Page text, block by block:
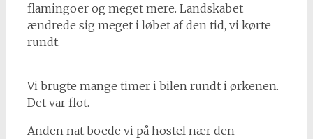
flamingoer og meget mere. Landskabet
ændrede sig meget i løbet af den tid, vi kørte
rundt.
Vi brugte mange timer i bilen rundt i ørkenen.
Det var flot.
Anden nat boede vi på hostel nær den